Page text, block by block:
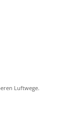
Luftwege.